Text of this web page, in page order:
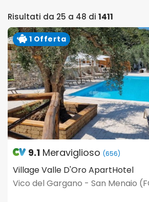
Risultati da 25 a 48 di 1411
1 Offerta
9.1 Meraviglioso (656)
Village Valle D'Oro ApartHotel
Vico del Gargano - San Menaio